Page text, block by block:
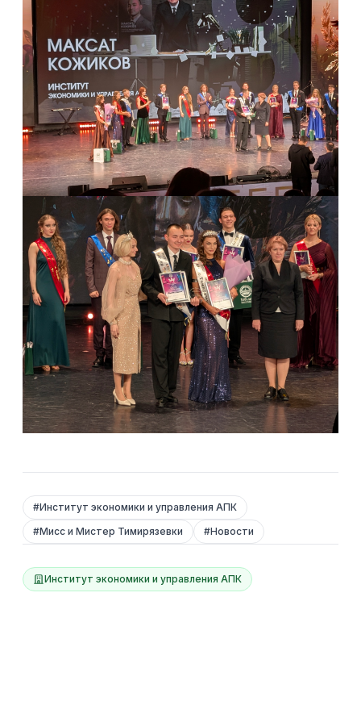
#Институт экономики и управления АПК
#Мисс и Мистер Тимирязевки #Новости
Институт экономики и управления АПК